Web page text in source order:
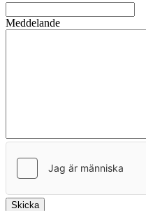
Meddelande
Skicka